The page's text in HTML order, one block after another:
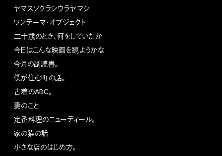
ヤマスソクラシウラヤマシ
ワンテーマ・オブジェクト
二十歳のとき、何をしていたか
今日はこんな映画を観ようかな
今月の副読書。
僕が住む町の話。
古着のABC。
妻のこと
定番料理のニューディール。
家の猫の話
小さな店のはじめ方。